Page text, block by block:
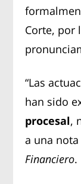
Corte, por
“Las
han sido
procesal,
a una
Financiero.